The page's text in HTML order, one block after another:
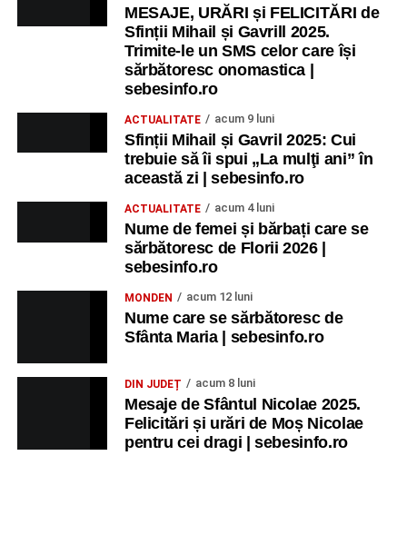
MESAJE, URĂRI și FELICITĂRI de
Sfinții Mihail și Gavrill 2025.
Trimite-le un SMS celor care își
sărbătoresc onomastica |
sebesinfo.ro
ACTUALITATE acum 9 luni
Sfinții Mihail și Gavril 2025: Cui
trebuie să îi spui „La mulţi ani” în
această zi | sebesinfo.ro
ACTUALITATE acum 4 luni
Nume de femei și bărbați care se
sărbătoresc de Florii 2026 |
sebesinfo.ro
MONDEN acum 12 luni
Nume care se sărbătoresc de
Sfânta Maria | sebesinfo.ro
DIN JUDEȚ acum 8 luni
Mesaje de Sfântul Nicolae 2025.
Felicitări și urări de Moș Nicolae
pentru cei dragi | sebesinfo.ro